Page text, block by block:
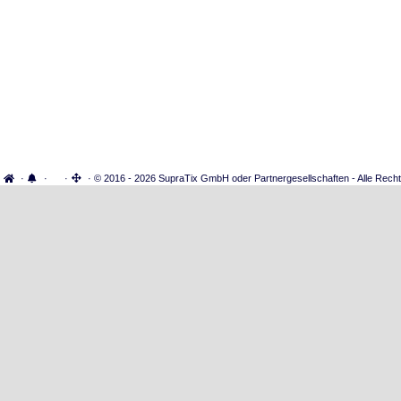
· · · · © 2016 - 2026 SupraTix GmbH oder Partnergesellschaften - Alle